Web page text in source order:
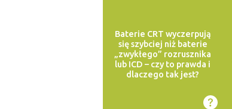
Baterie CRT wyczerpują
się szybciej niż baterie
„zwykłego” rozrusznika
lub ICD – czy to prawda i
dlaczego tak jest?